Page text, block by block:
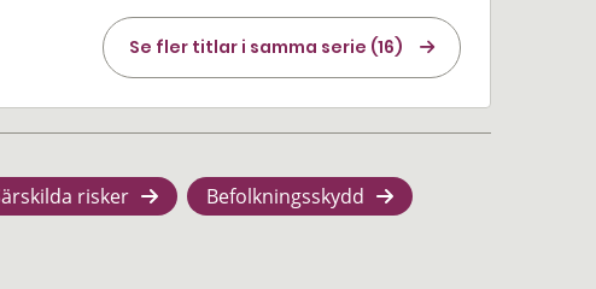
Se fler titlar i samma serie (16)
risker Befolkningsskydd